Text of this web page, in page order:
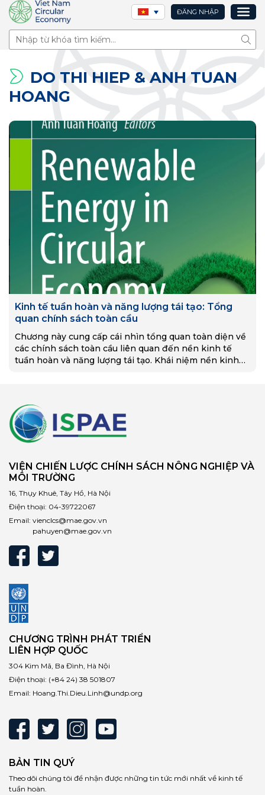
ĐĂNG NHẬP
Tìm
DO THI HIEP & ANH TUAN
HOANG
Kinh tế tuần hoàn và năng lượng tái tạo: Tổng
quan chính sách toàn cầu
Chương này cung cấp cái nhìn tổng quan toàn diện về
các chính sách toàn cầu liên quan đến nền kinh tế
tuần hoàn và năng lượng tái tạo. Khái niệm nền kinh
VIỆN CHIẾN LƯỢC CHÍNH SÁCH NÔNG NGHIỆP VÀ
MÔI TRƯỜNG
16, Thụy Khuê, Tây Hồ, Hà Nội
Điện thoại: 04-39722067
Email: vienclcs@mae.gov.vn
pahuyen@mae.gov.vn
CHƯƠNG TRÌNH PHÁT TRIỂN
LIÊN HỢP QUỐC
304 Kim Mã, Ba Đình, Hà Nội
Điện thoại: (+84 24) 38 501807
Email: Hoang.Thi.Dieu.Linh@undp.org
BẢN TIN QUÝ
Theo dõi chúng tôi để nhận được những tin tức mới nhất về kinh tế
tuần hoàn.